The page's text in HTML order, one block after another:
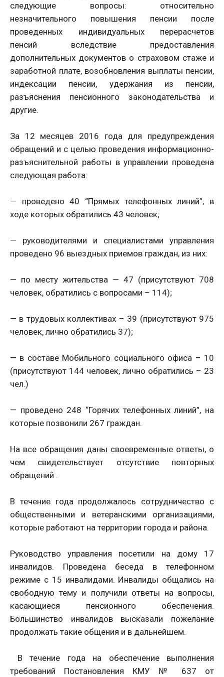
следующие вопросы: относительно
незначительного повышения пенсии после
проведенных индивидуальных перерасчетов
пенсий вследствие предоставления
дополнительных документов о страховом стаже и
заработной плате, возобновления выплаты пенсии,
индексации пенсии, удержания из пенсии,
разъяснения пенсионного законодательства и
другие.
За 12 месяцев 2016 года для предупреждения
обращений и с целью проведения информационно-
разъяснительной работы в управлении проведена
следующая работа:
— проведено 40 “Прямых телефонных линий”, в
ходе которых обратились 43 человек;
— руководителями и специалистами управления
проведено 96 выездных приемов граждан, из них:
— по месту жительства — 47 (присутствуют 708
человек, обратились с вопросами – 114);
— в трудовых коллективах – 39 (присутствуют 975
человек, лично обратились 37);
— в составе Мобильного социального офиса – 10
(присутствуют 144 человек, лично обратились – 23
чел.)
— проведено 248 “Горячих телефонных линий”, на
которые позвонили 267 граждан.
На все обращения даны своевременные ответы, о
чем свидетельствует отсутствие повторных
обращений .
В течение года продолжалось сотрудничество с
общественными и ветеранскими организациями,
которые работают на территории города и района.
Руководство управления посетили на дому 17
инвалидов. Проведена беседа в телефонном
режиме с 15 инвалидами. Инвалиды общались на
свободную тему и получили ответы на вопросы,
касающиеся пенсионного обеспечения.
Большинство инвалидов высказали пожелание
продолжать такие общения и в дальнейшем.
В течение года на обеспечение выполнения
требований Постановления КМУ № 637 от